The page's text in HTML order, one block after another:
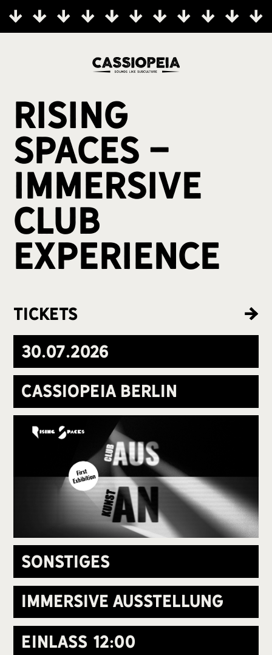
Rising
Spaces -
Immersive
Club
Experience
Tickets
30.07.2026
Cassiopeia Berlin
Sonstiges
Immersive Ausstellung
Einlass 12:00